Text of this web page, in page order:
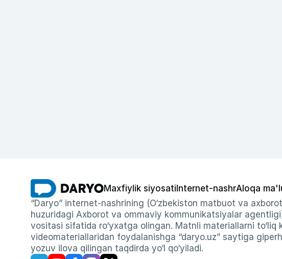
Maxfiylik siyosati Internet-nashrAloqa
“Daryo” internet-nashrining (O‘zbekiston matbuot va
huzuridagi Axborot va ommaviy kommunikatsiyalar
vositasi sifatida ro‘yxatga olingan. Matnli materiallarni
videomateriallaridan foydalanishga “daryo.uz” saytiga
yozuv ilova qilingan taqdirda yo‘l qo‘yiladi.